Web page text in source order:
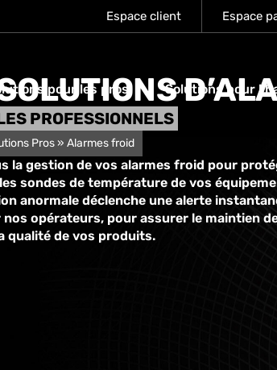
Espace client Espace
pour les pros Solutions pour
PROFESSIONNELS
Pros» Alarmes froid
la gestion de vos alarmes froid pour
sondes de température de vos
anormale déclenche une alerte
nos opérateurs, pour assurer le maintien
qualité de vos produits.